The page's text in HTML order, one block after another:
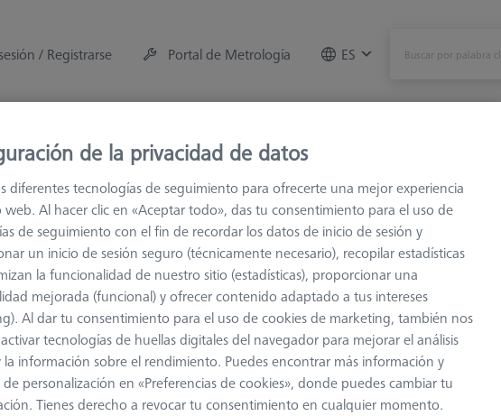
/ Registrarse Portal de Metrología ES
la máquina
de conexión M5 Soportes de palpadores
Clasificar resultados
Disponibilidad
de la privacidad de datos
diferentes tecnologías de seguimiento para ofrecerte una mejor experiencia
web. Al hacer clic en «Aceptar todo», das tu consentimiento para el uso de
de seguimiento con el fin de recordar los datos de inicio de sesión y
un inicio de sesión seguro (técnicamente necesario), recopilar estadísticas
la funcionalidad de nuestro sitio (estadísticas), proporcionar una
mejorada (funcional) y ofrecer contenido adaptado a tus intereses
Al dar tu consentimiento para el uso de cookies de marketing, también nos
tecnologías de huellas digitales del navegador para mejorar el análisis
la información sobre el rendimiento. Puedes encontrar más información y
personalización en «Preferencias de cookies», donde puedes cambiar tu
Tienes derecho a revocar tu consentimiento en cualquier momento.